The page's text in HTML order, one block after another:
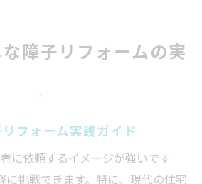
障子リフォームの実
フォーム実践ガイド
に依頼するイメージが強いです
に挑戦できます。特に、現代の住宅